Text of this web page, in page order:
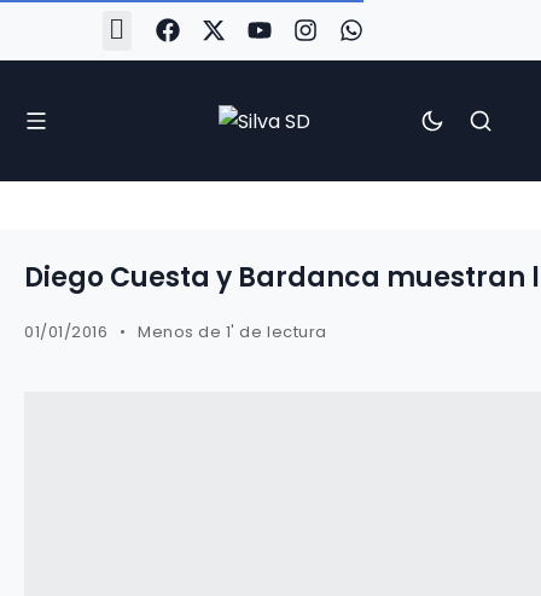
Diego Cuesta y Bardanca muestran
01/01/2016 Menos de 1' de lectura